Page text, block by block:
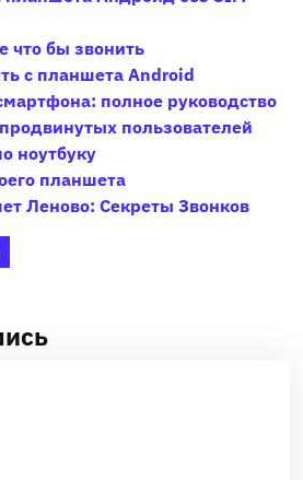
что бы звонить
с планшета Android
полное руководство
пользователей
ноутбуку
планшета
Леново: Секреты Звонков